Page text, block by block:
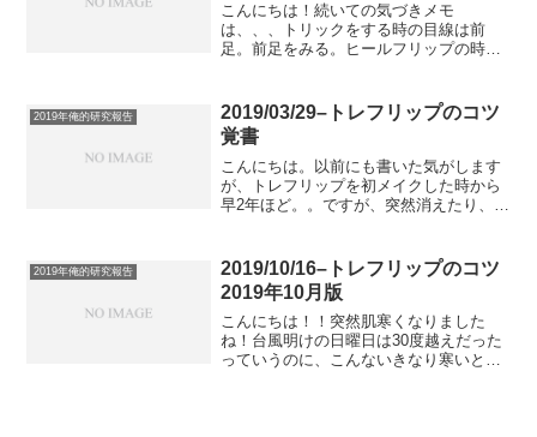
こんにちは！続いての気づきメモ
は、、、トリックをする時の目線は前
足。前足をみる。ヒールフリップの時に
いて残しておきやすい気がした。ってな
感じです。(´・∀・｀)オーリー...
2019年俺的研究報告
2019/03/29–トレフリップのコツ
覚書
こんにちは。以前にも書いた気がします
が、トレフリップを初メイクした時から
早2年ほど。。ですが、突然消えたり、ま
ず、また消えないかビクビクしながら模
索中でございます。2週間...
2019年俺的研究報告
2019/10/16–トレフリップのコツ
2019年10月版
こんにちは！！突然肌寒くなりました
ね！台風明けの日曜日は30度越えだった
っていうのに、こんないきなり寒いとほ